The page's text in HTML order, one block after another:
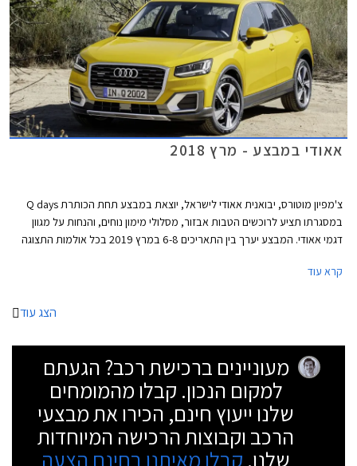
אאודי במבצע - מרץ 2018
צ'מפיון מוטורס, יבואנית אאודי לישראל, יוצאת במבצע תחת הכותרת Q days
במסגרתו תציע לרוכשים הטבות אבזור, מסלולי מימון נוחים, והנחות על מגוון
דגמי אאודי. המבצע יערך בין התאריכים 6-8 במרץ 2019 בכל אולמות התצוגה
קרא עוד
הצג עוד
מעוניינים ברכישת רכב? הגעתם
למקום הנכון. קבלו מהמומחים
שלנו ייעוץ חינם, הכירו את מבצעי
הרכב וקבוצות הרכישה המיוחדות
שלנו. קבלו מאיתנו בחינם הצעה